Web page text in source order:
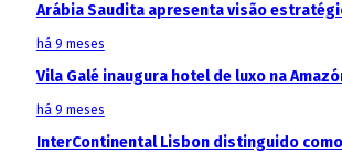
Arábia Saudita apresenta visão
há 9 meses
Vila Galé inaugura hotel de luxo na
há 9 meses
InterContinental Lisbon distinguido